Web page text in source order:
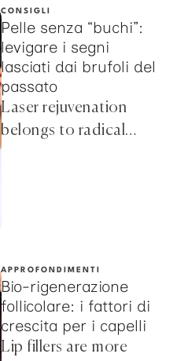
CONSIGLI
Pelle senza “buchi”:
levigare i segni
lasciati dai brufoli del
passato
Laser rejuvenation
belongs to radical
methods, but still does
APPROFONDIMENTI
Bio-rigenerazione
follicolare: i fattori di
crescita per i capelli
Lip fillers are more